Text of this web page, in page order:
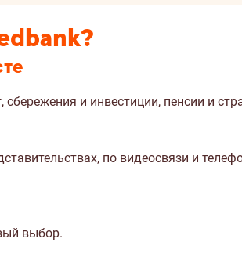
и инвестиции, пенсии и
по видеосвязи и
выбор.